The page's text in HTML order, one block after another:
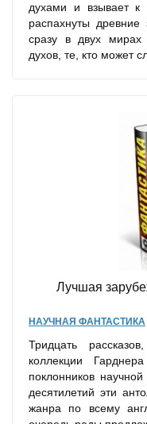
духами и взывает
распахнуты древние
сразу в двух
духов, те, кто может
Лучшая
НАУЧНАЯ ФАНТАСТИКА
Тридцать
коллекции
поклонников
десятилетий эти
жанра по всему